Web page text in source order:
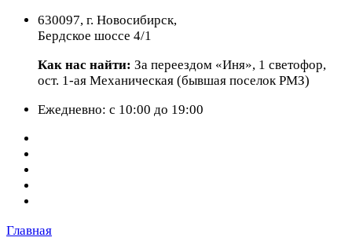
630097, г. Новосибирск,
Бердское шоссе 4/1
Как нас найти: За переездом «Иня», 1 светофор,
ост. 1-ая Механическая (бывшая поселок РМЗ)
Ежедневно: с 10:00 до 19:00
Главная